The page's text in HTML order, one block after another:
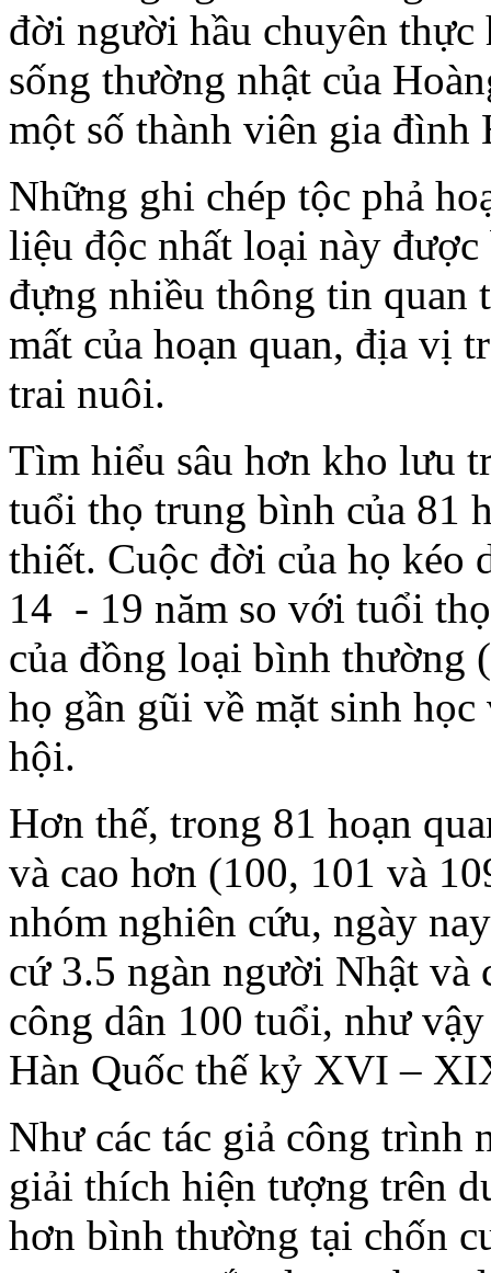
đời người hầu chuyên thực
sống thường nhật của
một số thành viên gia đình
Những ghi chép tộc phả
liệu độc nhất loại này
đựng nhiều thông tin quan
mất của hoạn quan, địa vị
trai nuôi.
Tìm hiểu sâu hơn kho lưu
tuổi thọ trung bình của 81
thiết. Cuộc đời của họ kéo
14 - 19 năm so với tuổi
của đồng loại bình thường
họ gần gũi về mặt sinh
hội.
Hơn thế, trong 81 hoạn
và cao hơn (100, 101 và
nhóm nghiên cứu, ngày
cứ 3.5 ngàn người Nhật
công dân 100 tuổi, như
Hàn Quốc thế kỷ XVI –
Như các tác giả công trình
giải thích hiện tượng trên
hơn bình thường tại chốn